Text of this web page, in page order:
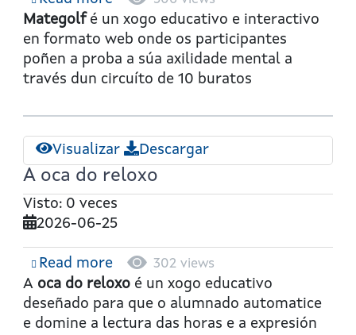
Mategolf:
O
xogo
dos
matemáticos
Mategolf é un xogo educativo e interactivo
en formato web onde os participantes
poñen a proba a súa axilidade mental a
través dun circuíto de 10 buratos
Visualizar Descargar
A oca do reloxo
Visto: 0 veces
2026-06-25
Read moreabout
A
oca
do
302 views
A oca do reloxo é un xogo educativo
deseñado para que o alumnado automatice
e domine a lectura das horas e a expresión